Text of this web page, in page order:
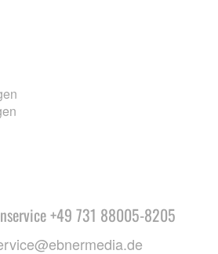
+49 731 88005-8205